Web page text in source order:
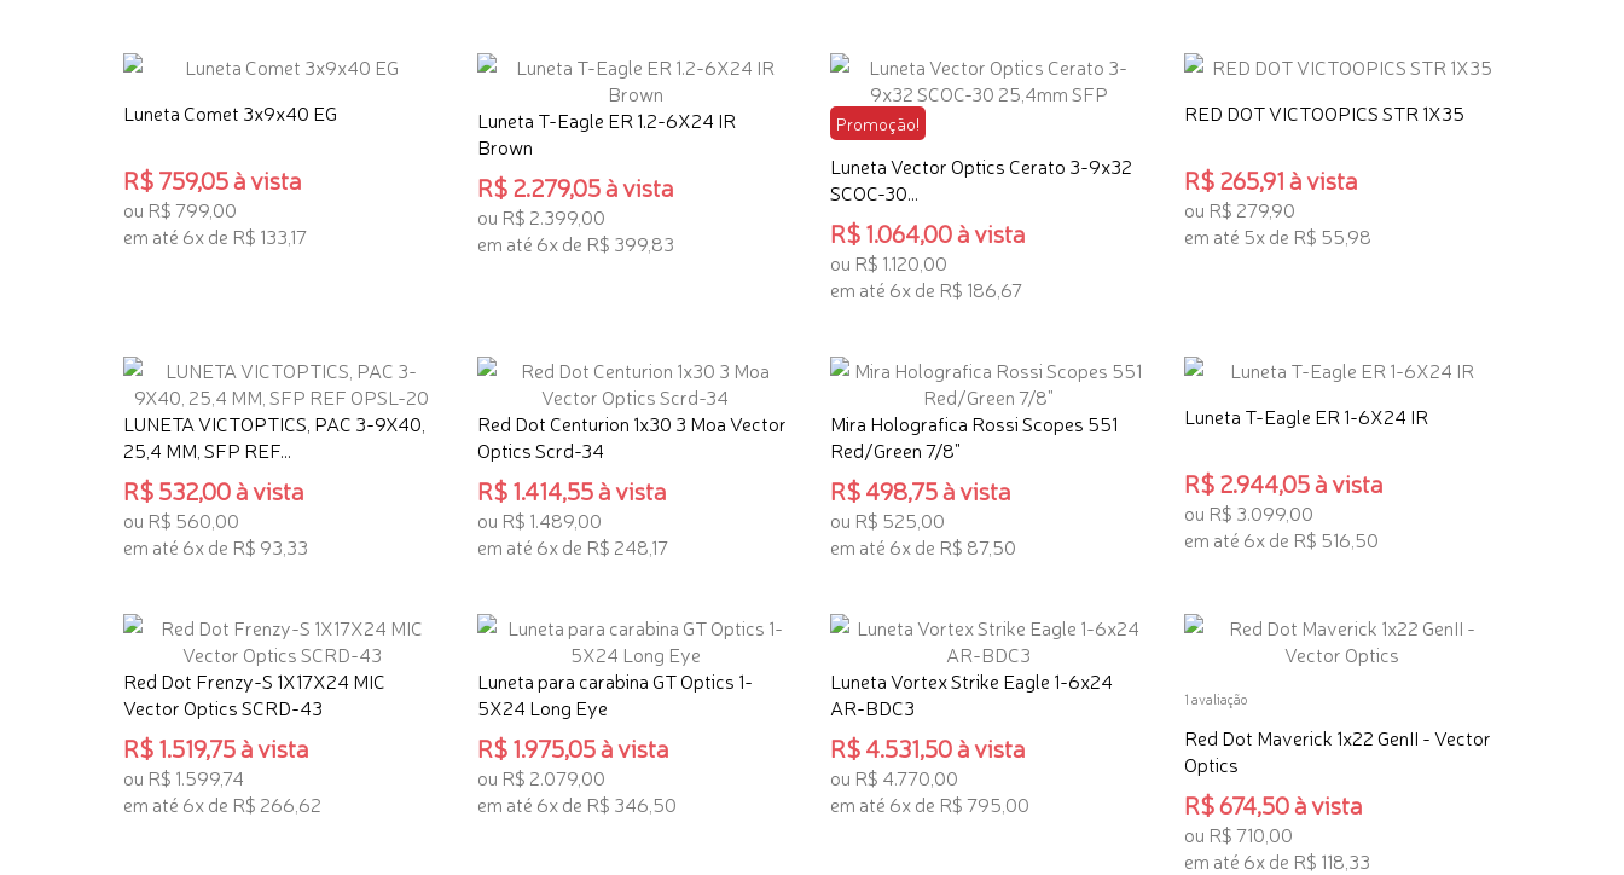
Luneta Comet 3x9x40 EG
R$ 759,05 à vista
ou R$ 799,00
em até 6x de R$ 133,17
Luneta T-Eagle ER 1.2-6X24 IR
Brown
R$ 2.279,05 à vista
ou R$ 2.399,00
em até 6x de R$ 399,83
Promoção!
Luneta Vector Optics Cerato 3-9x32
SCOC-30...
R$ 1.064,00 à vista
ou R$ 1.120,00
em até 6x de R$ 186,67
RED DOT VICTOOPICS STR 1X35
R$ 265,91 à vista
ou R$ 279,90
em até 5x de R$ 55,98
LUNETA VICTOPTICS, PAC 3-9X40,
25,4 MM, SFP REF...
R$ 532,00 à vista
ou R$ 560,00
em até 6x de R$ 93,33
Red Dot Centurion 1x30 3 Moa Vector
Optics Scrd-34
R$ 1.414,55 à vista
ou R$ 1.489,00
em até 6x de R$ 248,17
Mira Holografica Rossi Scopes 551
Red/Green 7/8"
R$ 498,75 à vista
ou R$ 525,00
em até 6x de R$ 87,50
Luneta T-Eagle ER 1-6X24 IR
R$ 2.944,05 à vista
ou R$ 3.099,00
em até 6x de R$ 516,50
Red Dot Frenzy-S 1X17X24 MIC
Vector Optics SCRD-43
R$ 1.519,75 à vista
ou R$ 1.599,74
em até 6x de R$ 266,62
Luneta para carabina GT Optics 1-
5X24 Long Eye
R$ 1.975,05 à vista
ou R$ 2.079,00
em até 6x de R$ 346,50
Luneta Vortex Strike Eagle 1-6x24
AR-BDC3
R$ 4.531,50 à vista
ou R$ 4.770,00
em até 6x de R$ 795,00
1 avaliação
Red Dot Maverick 1x22 GenII - Vector
Optics
R$ 674,50 à vista
ou R$ 710,00
em até 6x de R$ 118,33